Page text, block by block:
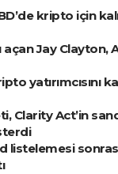
kripto için
açan Jay Clayton,
yatırımcısını
Clarity Act’in
listelemesi